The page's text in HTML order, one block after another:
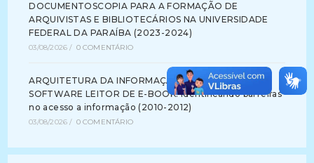
DOCUMENTOSCOPIA PARA A FORMAÇÃO DE
ARQUIVISTAS E BIBLIOTECÁRIOS NA UNIVERSIDADE
FEDERAL DA PARAÍBA (2023-2024)
03/08/2026 / 0 COMENTÁRIO
ARQUITETURA DA INFORMAÇÃO NA INTERFACE DE
SOFTWARE LEITOR DE E-BOOK: identificando barreiras
no acesso a informação (2010-2012)
03/08/2026 / 0 COMENTÁRIO